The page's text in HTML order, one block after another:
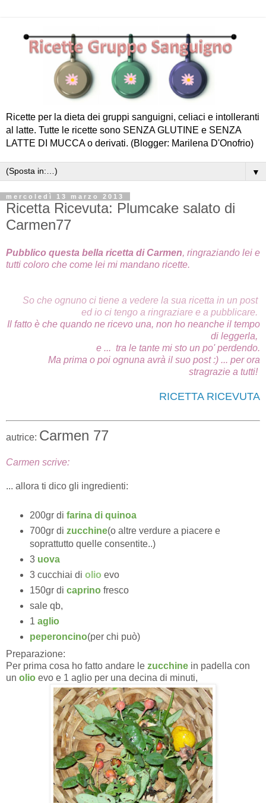
Ricette per la dieta dei gruppi sanguigni, celiaci e intolleranti
al latte. Tutte le ricette sono SENZA GLUTINE e SENZA
LATTE DI MUCCA o derivati. (Blogger: Marilena D'Onofrio)
▼
mercoledì 13 marzo 2013
Ricetta Ricevuta: Plumcake salato di
Carmen77
Pubblico questa bella ricetta di Carmen, ringraziando lei e
tutti coloro che come lei mi mandano ricette.
So che ognuno ci tiene a vedere la sua ricetta in un post
ed io ci tengo a ringraziare e a pubblicare.
Il fatto è che quando ne ricevo una, non ho neanche il tempo
di leggerla,
e ... tra le tante mi sto un po' perdendo.
Ma prima o poi ognuna avrà il suo post :) ... per ora
stragrazie a tutti!
RICETTA RICEVUTA
autrice: Carmen 77
Carmen scrive:
... allora ti dico gli ingredienti:
200gr di farina di quinoa
700gr di zucchine(o altre verdure a piacere e
soprattutto quelle consentite..)
3 uova
3 cucchiai di olio evo
150gr di caprino fresco
sale qb,
1 aglio
peperoncino(per chi può)
Preparazione:
Per prima cosa ho fatto andare le zucchine in padella con
un olio evo e 1 aglio per una decina di minuti,